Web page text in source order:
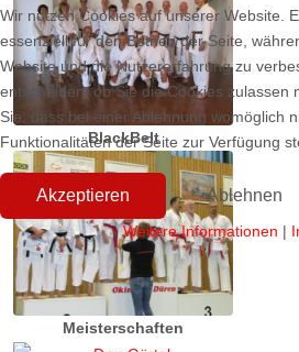
BlackBelt
Meisterschaften
Wir nutzen Cookies auf unserer Website.
essenziell für den Betrieb der Seite,
Website und die Nutzererfahrung zu
entscheiden, ob Sie die Cookies zulassen
Sie, dass bei einer Ablehnung womöglich
Funktionalitäten der Seite zur Verfügung
Akzeptieren Ablehnen
Weitere Informationen |